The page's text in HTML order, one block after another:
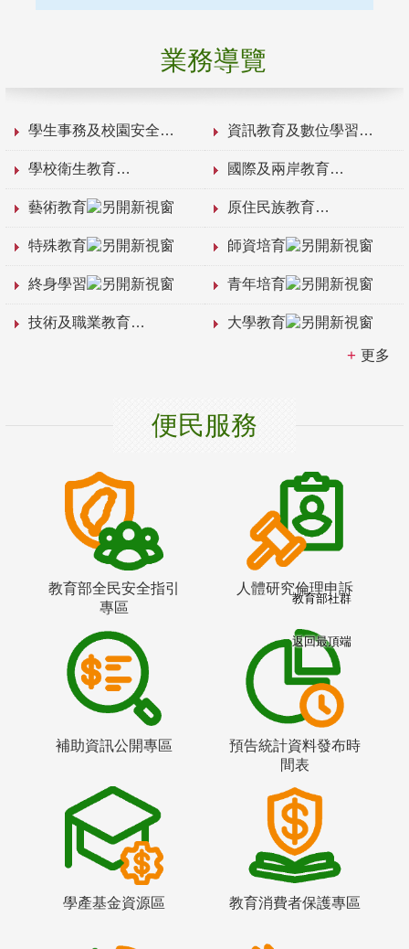
業務導覽
學生事務及校園安全 資訊教育及數位學習
學校衛生教育 國際及兩岸教育
藝術教育 原住民族教育
特殊教育 師資培育
終身學習 青年培育
技術及職業教育 大學教育
更多
便民服務
教育部全民安全指引
專區
人體研究倫理申訴
補助資訊公開專區
預告統計資料發布時
間表
學產基金資源區 教育消費者保護專區
教育部社群
返回最頂端